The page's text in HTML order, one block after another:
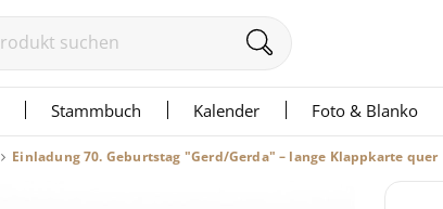
Stammbuch Kalender Foto & Blanko
Einladung 70. Geburtstag "Gerd/Gerda" – lange Klappkarte quer